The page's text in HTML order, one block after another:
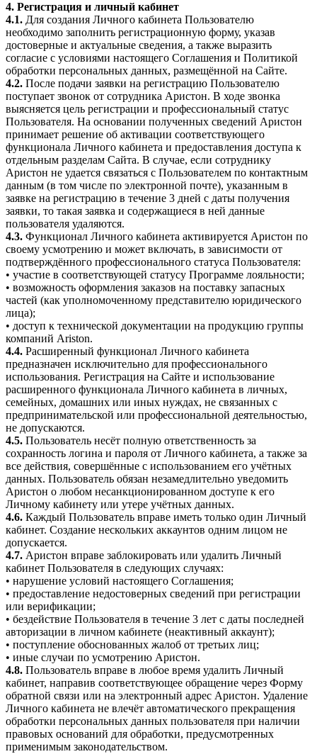
4. Регистрация и личный кабинет
4.1. Для создания Личного кабинета Пользователю
необходимо заполнить регистрационную форму, указав
достоверные и актуальные сведения, а также выразить
согласие с условиями настоящего Соглашения и Политикой
обработки персональных данных, размещённой на Сайте.
4.2. После подачи заявки на регистрацию Пользователю
поступает звонок от сотрудника Аристон. В ходе звонка
выясняется цель регистрации и профессиональный статус
Пользователя. На основании полученных сведений Аристон
принимает решение об активации соответствующего
функционала Личного кабинета и предоставления доступа к
отдельным разделам Сайта. В случае, если сотруднику
Аристон не удается связаться с Пользователем по контактным
данным (в том числе по электронной почте), указанным в
заявке на регистрацию в течение 3 дней с даты получения
заявки, то такая заявка и содержащиеся в ней данные
пользователя удаляются.
4.3. Функционал Личного кабинета активируется Аристон по
своему усмотрению и может включать, в зависимости от
подтверждённого профессионального статуса Пользователя:
• участие в соответствующей статусу Программе лояльности;
• возможность оформления заказов на поставку запасных
частей (как уполномоченному представителю юридического
лица);
• доступ к технической документации на продукцию группы
компаний Ariston.
4.4. Расширенный функционал Личного кабинета
предназначен исключительно для профессионального
использования. Регистрация на Сайте и использование
расширенного функционала Личного кабинета в личных,
семейных, домашних или иных нуждах, не связанных с
предпринимательской или профессиональной деятельностью,
не допускаются.
4.5. Пользователь несёт полную ответственность за
сохранность логина и пароля от Личного кабинета, а также за
все действия, совершённые с использованием его учётных
данных. Пользователь обязан незамедлительно уведомить
Аристон о любом несанкционированном доступе к его
Личному кабинету или утере учётных данных.
4.6. Каждый Пользователь вправе иметь только один Личный
кабинет. Создание нескольких аккаунтов одним лицом не
допускается.
4.7. Аристон вправе заблокировать или удалить Личный
кабинет Пользователя в следующих случаях:
• нарушение условий настоящего Соглашения;
• предоставление недостоверных сведений при регистрации
или верификации;
• бездействие Пользователя в течение 3 лет с даты последней
авторизации в личном кабинете (неактивный аккаунт);
• поступление обоснованных жалоб от третьих лиц;
• иные случаи по усмотрению Аристон.
4.8. Пользователь вправе в любое время удалить Личный
кабинет, направив соответствующее обращение через Форму
обратной связи или на электронный адрес Аристон. Удаление
Личного кабинета не влечёт автоматического прекращения
обработки персональных данных пользователя при наличии
правовых оснований для обработки, предусмотренных
применимым законодательством.